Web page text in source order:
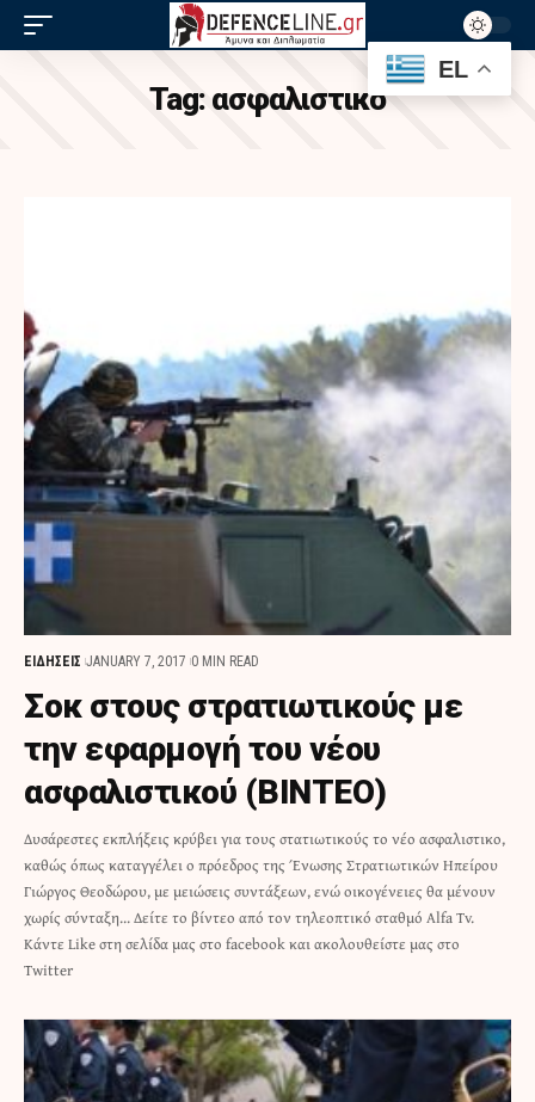
Tag: ασφαλιστικο
ΕΙΔΗΣΕΙΣ JANUARY 7, 2017 0 MIN READ
Σοκ στους στρατιωτικούς με
την εφαρμογή του νέου
ασφαλιστικού (ΒΙΝΤΕΟ)
Δυσάρεστες εκπλήξεις κρύβει για τους στατιωτικούς το νέο ασφαλιστικο,
καθώς όπως καταγγέλει ο πρόεδρος της Ένωσης Στρατιωτικών Ηπείρου
Γιώργος Θεοδώρου, με μειώσεις συντάξεων, ενώ οικογένειες θα μένουν
χωρίς σύνταξη... Δείτε το βίντεο από τον τηλεοπτικό σταθμό Alfa Tv.
Κάντε Like στη σελίδα μας στο facebook και ακολουθείστε μας στο
Twitter
EL